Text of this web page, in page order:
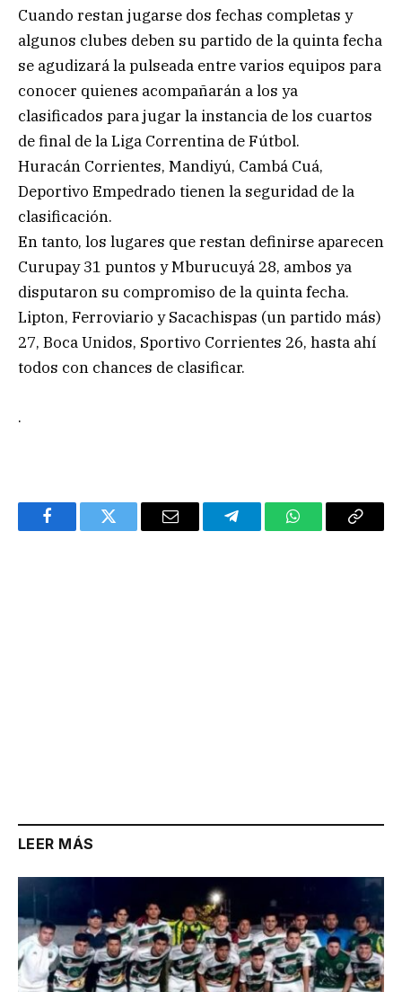
Cuando restan jugarse dos fechas completas y
algunos clubes deben su partido de la quinta fecha
se agudizará la pulseada entre varios equipos para
conocer quienes acompañarán a los ya
clasificados para jugar la instancia de los cuartos
de final de la Liga Correntina de Fútbol.
Huracán Corrientes, Mandiyú, Cambá Cuá,
Deportivo Empedrado tienen la seguridad de la
clasificación.
En tanto, los lugares que restan definirse aparecen
Curupay 31 puntos y Mburucuyá 28, ambos ya
disputaron su compromiso de la quinta fecha.
Lipton, Ferroviario y Sacachispas (un partido más)
27, Boca Unidos, Sportivo Corrientes 26, hasta ahí
todos con chances de clasificar.
.
FacebookTwitter Email TelegramWhatsAppCopy
LEER MÁS